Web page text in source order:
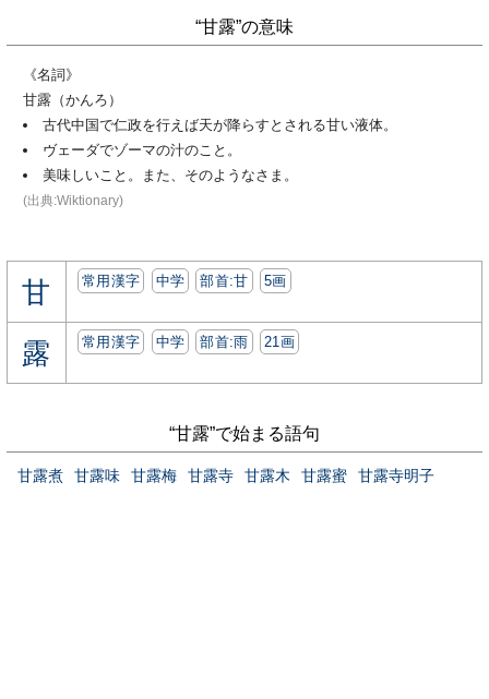
“甘露”の意味
《名詞》
甘露（かんろ）
古代中国で仁政を行えば天が降らすとされる甘い液体。
ヴェーダでゾーマの汁のこと。
美味しいこと。また、そのようなさま。
(出典:Wiktionary)
甘 常用漢字 中学 部首:⽢ 5画
露 常用漢字 中学 部首:⾬ 21画
“甘露”で始まる語句
甘露煮 甘露味 甘露梅 甘露寺 甘露木 甘露蜜 甘露寺明子